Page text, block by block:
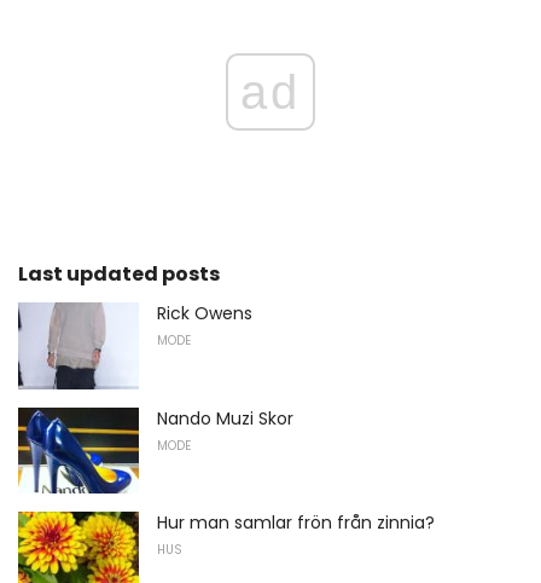
ad
Last updated posts
Rick Owens
MODE
Nando Muzi Skor
MODE
Hur man samlar frön från zinnia?
HUS